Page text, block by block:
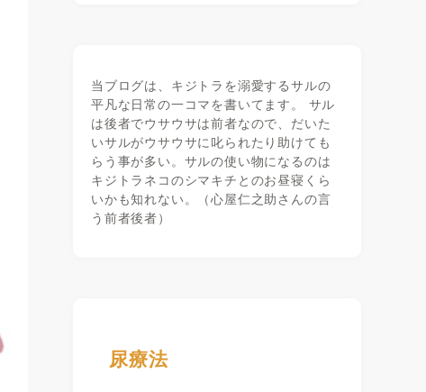
当ブログは、キジトラを溺愛するサルの
平凡な日常の一コマを書いてます。 サル
は後者でウサウサは前者なので、だいた
いサルがウサウサに叱られたり助けても
らう事が多い。サルの使い物になるのは
キジトラネコのシマキチとのお昼寝くら
いかも知れない。（心屋仁之助さんの言
う前者後者）
尿療法